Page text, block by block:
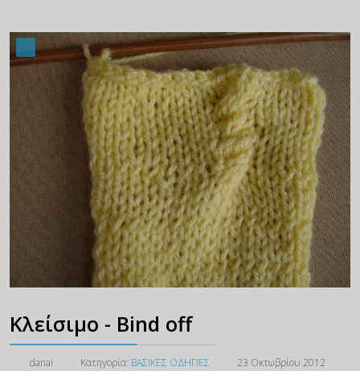
Κλείσιμο - Bind off
danai Κατηγορία: ΒΑΣΙΚΕΣ ΟΔΗΓΙΕΣ
23 Οκτωβρίου 2012